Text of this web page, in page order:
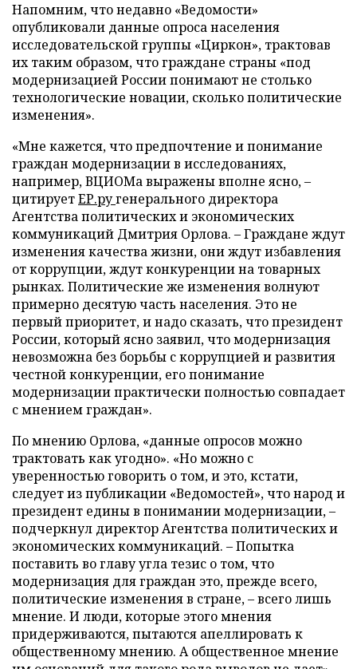
Напомним, что недавно «Ведомости»
опубликовали данные опроса населения
исследовательской группы «Циркон», трактовав
их таким образом, что граждане страны «под
модернизацией России понимают не столько
технологические новации, сколько политические
изменения».
«Мне кажется, что предпочтение и понимание
граждан модернизации в исследованиях,
например, ВЦИОМа выражены вполне ясно, –
цитируетЕР.ругенерального директора
Агентства политических и экономических
коммуникаций Дмитрия Орлова. – Граждане ждут
изменения качества жизни, они ждут избавления
от коррупции, ждут конкуренции на товарных
рынках. Политические же изменения волнуют
примерно десятую часть населения. Это не
первый приоритет, и надо сказать, что президент
России, который ясно заявил, что модернизация
невозможна без борьбы с коррупцией и развития
честной конкуренции, его понимание
модернизации практически полностью совпадает
с мнением граждан».
По мнению Орлова, «данные опросов можно
трактовать как угодно». «Но можно с
уверенностью говорить о том, и это, кстати,
следует из публикации «Ведомостей», что народ и
президент едины в понимании модернизации, –
подчеркнул директор Агентства политических и
экономических коммуникаций. – Попытка
поставить во главу угла тезис о том, что
модернизация для граждан это, прежде всего,
политические изменения в стране, – всего лишь
мнение. И люди, которые этого мнения
придерживаются, пытаются апеллировать к
общественному мнению. А общественное мнение